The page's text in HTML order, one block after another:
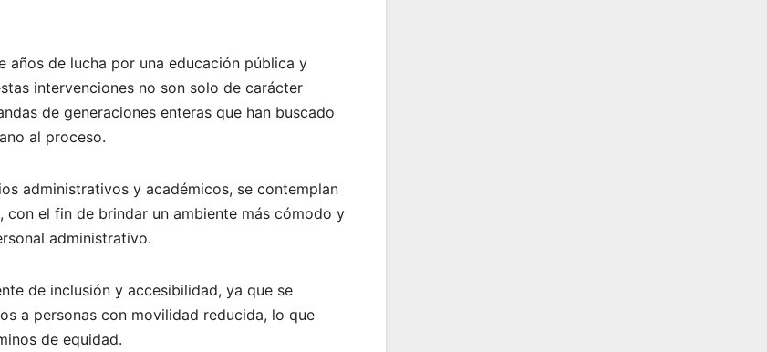
años de lucha por una educación pública y
intervenciones no son solo de carácter
de generaciones enteras que han buscado
al proceso.
administrativos y académicos, se contemplan
con el fin de brindar un ambiente más cómodo y
administrativo.
de inclusión y accesibilidad, ya que se
a personas con movilidad reducida, lo que
de equidad.